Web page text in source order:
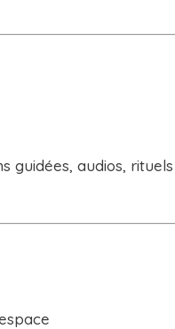
guidées, audios, rituels